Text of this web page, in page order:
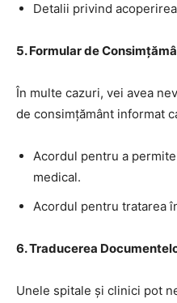
Detalii privind
5. Formular de
În multe cazuri, vei avea
de consimțământ informat
Acordul pentru a
medical.
Acordul pentru tratarea
6. Traducerea
Unele spitale și clinici pot